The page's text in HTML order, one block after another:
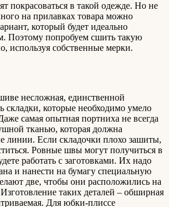
покрасоваться в такой одежде. Но не
на прилавках товара можно
который будет идеально
Поэтому попробуем сшить такую
используя собственные мерки.
несложная, единственной
складки, которые необходимо умело
самая опытная портниха не всегда
тканью, которая должна
линии. Если складочки плохо зашиты,
Ровные швы могут получиться в
работать с заготовками. Их надо
и нанести на бумагу специальную
две, чтобы они расположились на
таких деталей – обширная
Для юбки-плиссе